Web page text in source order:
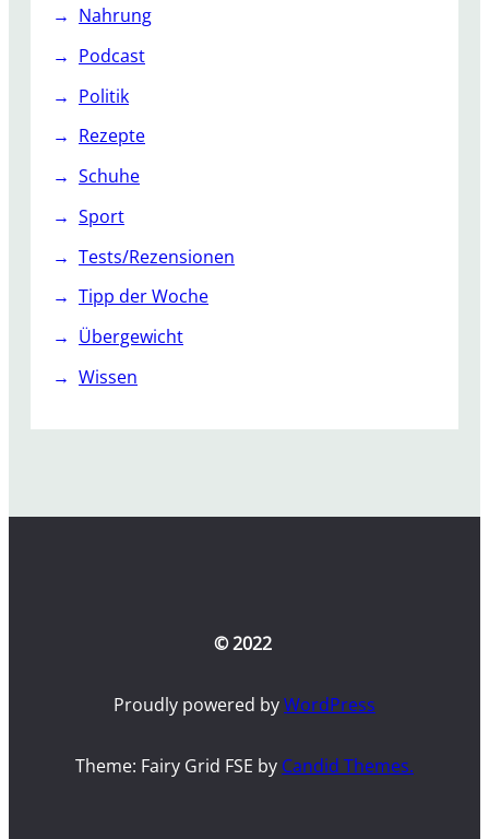
Nahrung
Podcast
Politik
Rezepte
Schuhe
Sport
Tests/Rezensionen
Tipp der Woche
Übergewicht
Wissen
© 2022
Proudly powered byWordPress
Theme: Fairy Grid FSE by Candid Themes.